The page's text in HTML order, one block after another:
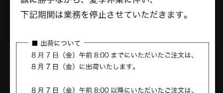
メールニュース登録で最新のお知らせを受け取る
アクシーズクイン
ブランドサイト 商品一覧